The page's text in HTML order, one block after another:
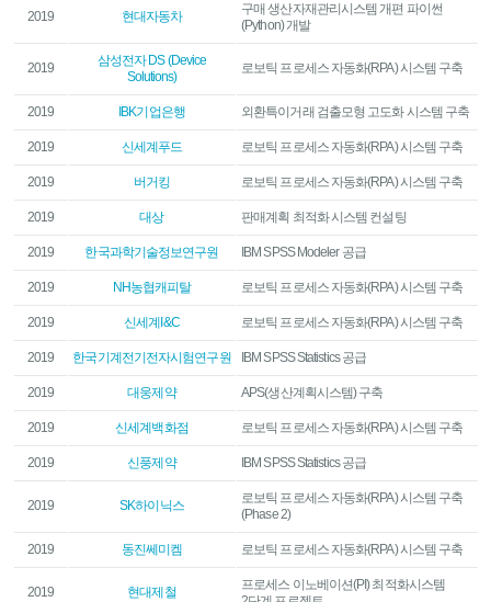
2019 현대자동차
구매 생산자재관리시스템 개편 파이썬
(Python) 개발
2019
삼성전자 DS (Device
Solutions)
로보틱 프로세스 자동화(RPA) 시스템 구축
2019 IBK기업은행 외환특이거래 검출모형 고도화 시스템 구축
2019 신세계푸드 로보틱 프로세스 자동화(RPA) 시스템 구축
2019 버거킹 로보틱 프로세스 자동화(RPA) 시스템 구축
2019 대상 판매계획 최적화 시스템 컨설팅
2019 한국과학기술정보연구원 IBM SPSS Modeler 공급
2019 NH농협캐피탈 로보틱 프로세스 자동화(RPA) 시스템 구축
2019 신세계I&C 로보틱 프로세스 자동화(RPA) 시스템 구축
2019 한국기계전기전자시험연구원 IBM SPSS Statistics 공급
2019 대웅제약 APS(생산계획시스템) 구축
2019 신세계백화점 로보틱 프로세스 자동화(RPA) 시스템 구축
2019 신풍제약 IBM SPSS Statistics 공급
2019 SK하이닉스
로보틱 프로세스 자동화(RPA) 시스템 구축
(Phase 2)
2019 동진쎄미켐 로보틱 프로세스 자동화(RPA) 시스템 구축
2019 현대제철
프로세스 이노베이션(PI) 최적화시스템